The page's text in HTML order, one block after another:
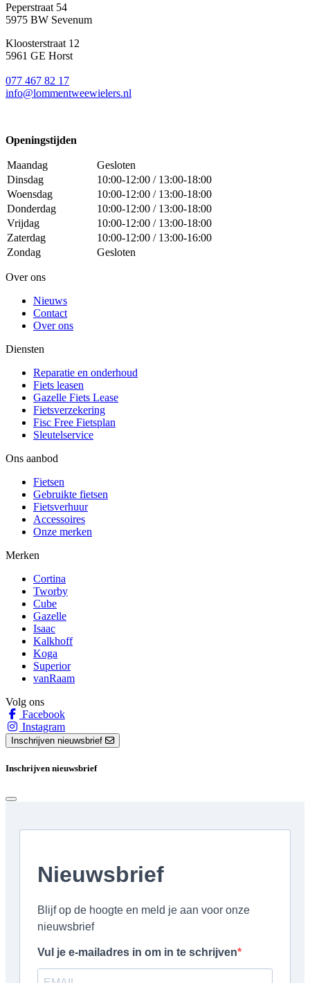
Peperstraat 54
5975 BW Sevenum
Kloosterstraat 12
5961 GE Horst
077 467 82 17
info@lommentweewielers.nl
Openingstijden
Maandag
Gesloten
Dinsdag
10:00-12:00 / 13:00-18:00
Woensdag
10:00-12:00 / 13:00-18:00
Donderdag
10:00-12:00 / 13:00-18:00
Vrijdag
10:00-12:00 / 13:00-18:00
Zaterdag
10:00-12:00 / 13:00-16:00
Zondag
Gesloten
Over ons
Nieuws
Contact
Over ons
Diensten
Reparatie en onderhoud
Fiets leasen
Gazelle Fiets Lease
Fietsverzekering
Fisc Free Fietsplan
Sleutelservice
Ons aanbod
Fietsen
Gebruikte fietsen
Fietsverhuur
Accessoires
Onze merken
Merken
Cortina
Tworby
Cube
Gazelle
Isaac
Kalkhoff
Koga
Superior
vanRaam
Volg ons
Facebook
Instagram
Inschrijven nieuwsbrief
Inschrijven nieuwsbrief